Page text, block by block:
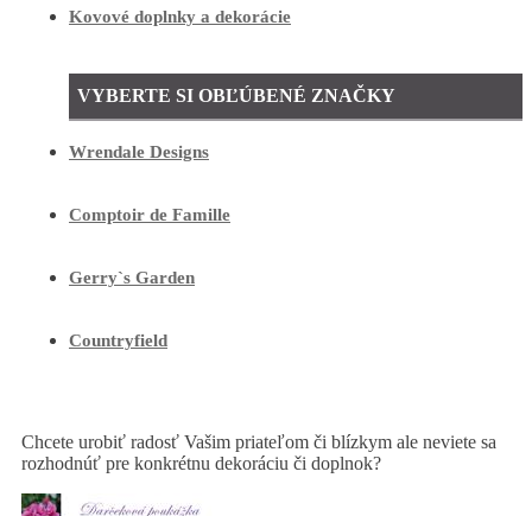
Kovové doplnky a dekorácie
VYBERTE SI OBĽÚBENÉ ZNAČKY
Wrendale Designs
Comptoir de Famille
Gerry`s Garden
Countryfield
Chcete urobiť radosť Vašim priateľom či blízkym ale neviete sa
rozhodnúť pre konkrétnu dekoráciu či doplnok?